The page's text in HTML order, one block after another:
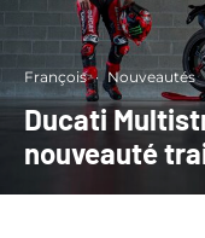
François · Nouveautés
Ducati
nouveauté